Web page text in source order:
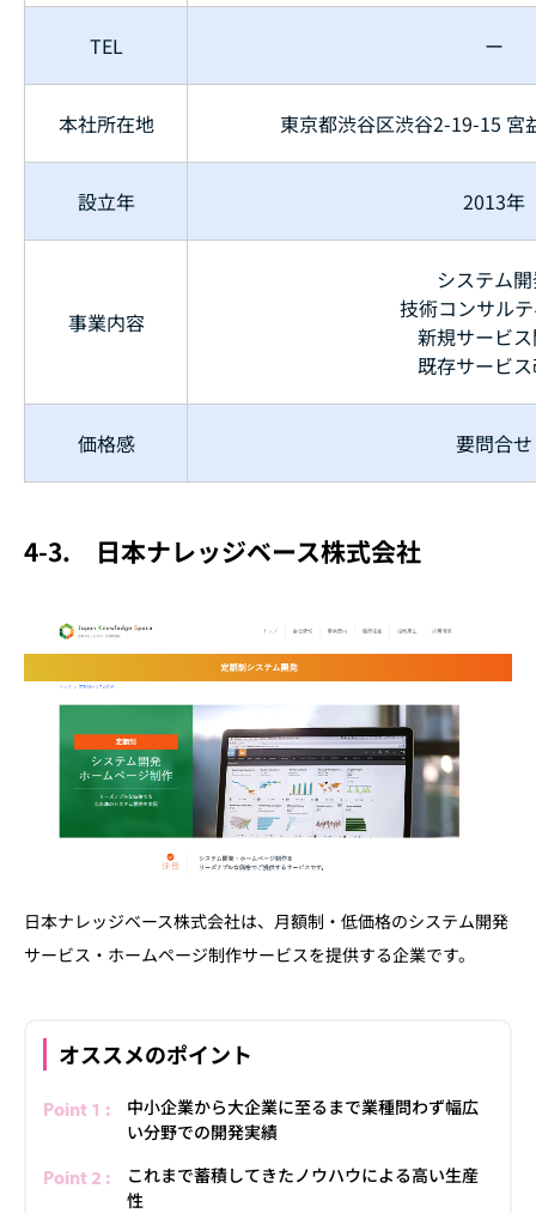
TEL ー
本社所在地 東京都渋谷区渋谷2-19-15 宮
設立年 2013年
事業内容
システム
技術コンサル
新規サービ
既存サービ
価格感 要問合せ
4-3. 日本ナレッジベース株式会社
日本ナレッジベース株式会社は、月額制・低価格のシステム開発
サービス・ホームページ制作サービスを提供する企業です。
オススメのポイント
中小企業から大企業に至るまで業種問わず幅広
い分野での開発実績
これまで蓄積してきたノウハウによる高い生産
性